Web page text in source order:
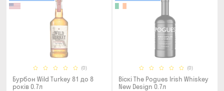
(0)
Бурбон Wild Turkey 81 до 8
років 0.7л
(0)
Віскі The Pogues Irish Whiskey
New Design 0.7л